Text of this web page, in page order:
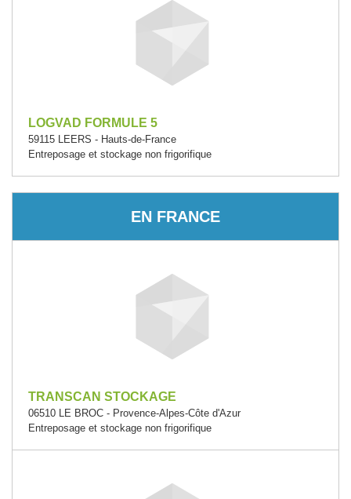
LOGVAD FORMULE 5
59115 LEERS - Hauts-de-France
Entreposage et stockage non frigorifique
EN FRANCE
TRANSCAN STOCKAGE
06510 LE BROC - Provence-Alpes-Côte d'Azur
Entreposage et stockage non frigorifique